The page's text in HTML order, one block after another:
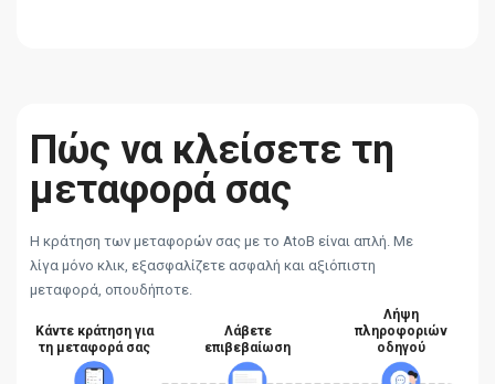
Πώς να κλείσετε τη
μεταφορά σας
Η κράτηση των μεταφορών σας με το AtoB είναι απλή. Με
λίγα μόνο κλικ, εξασφαλίζετε ασφαλή και αξιόπιστη
μεταφορά, οπουδήποτε.
Κάντε κράτηση για
τη μεταφορά σας
Λάβετε
επιβεβαίωση
Λήψη
πληροφοριών
οδηγού